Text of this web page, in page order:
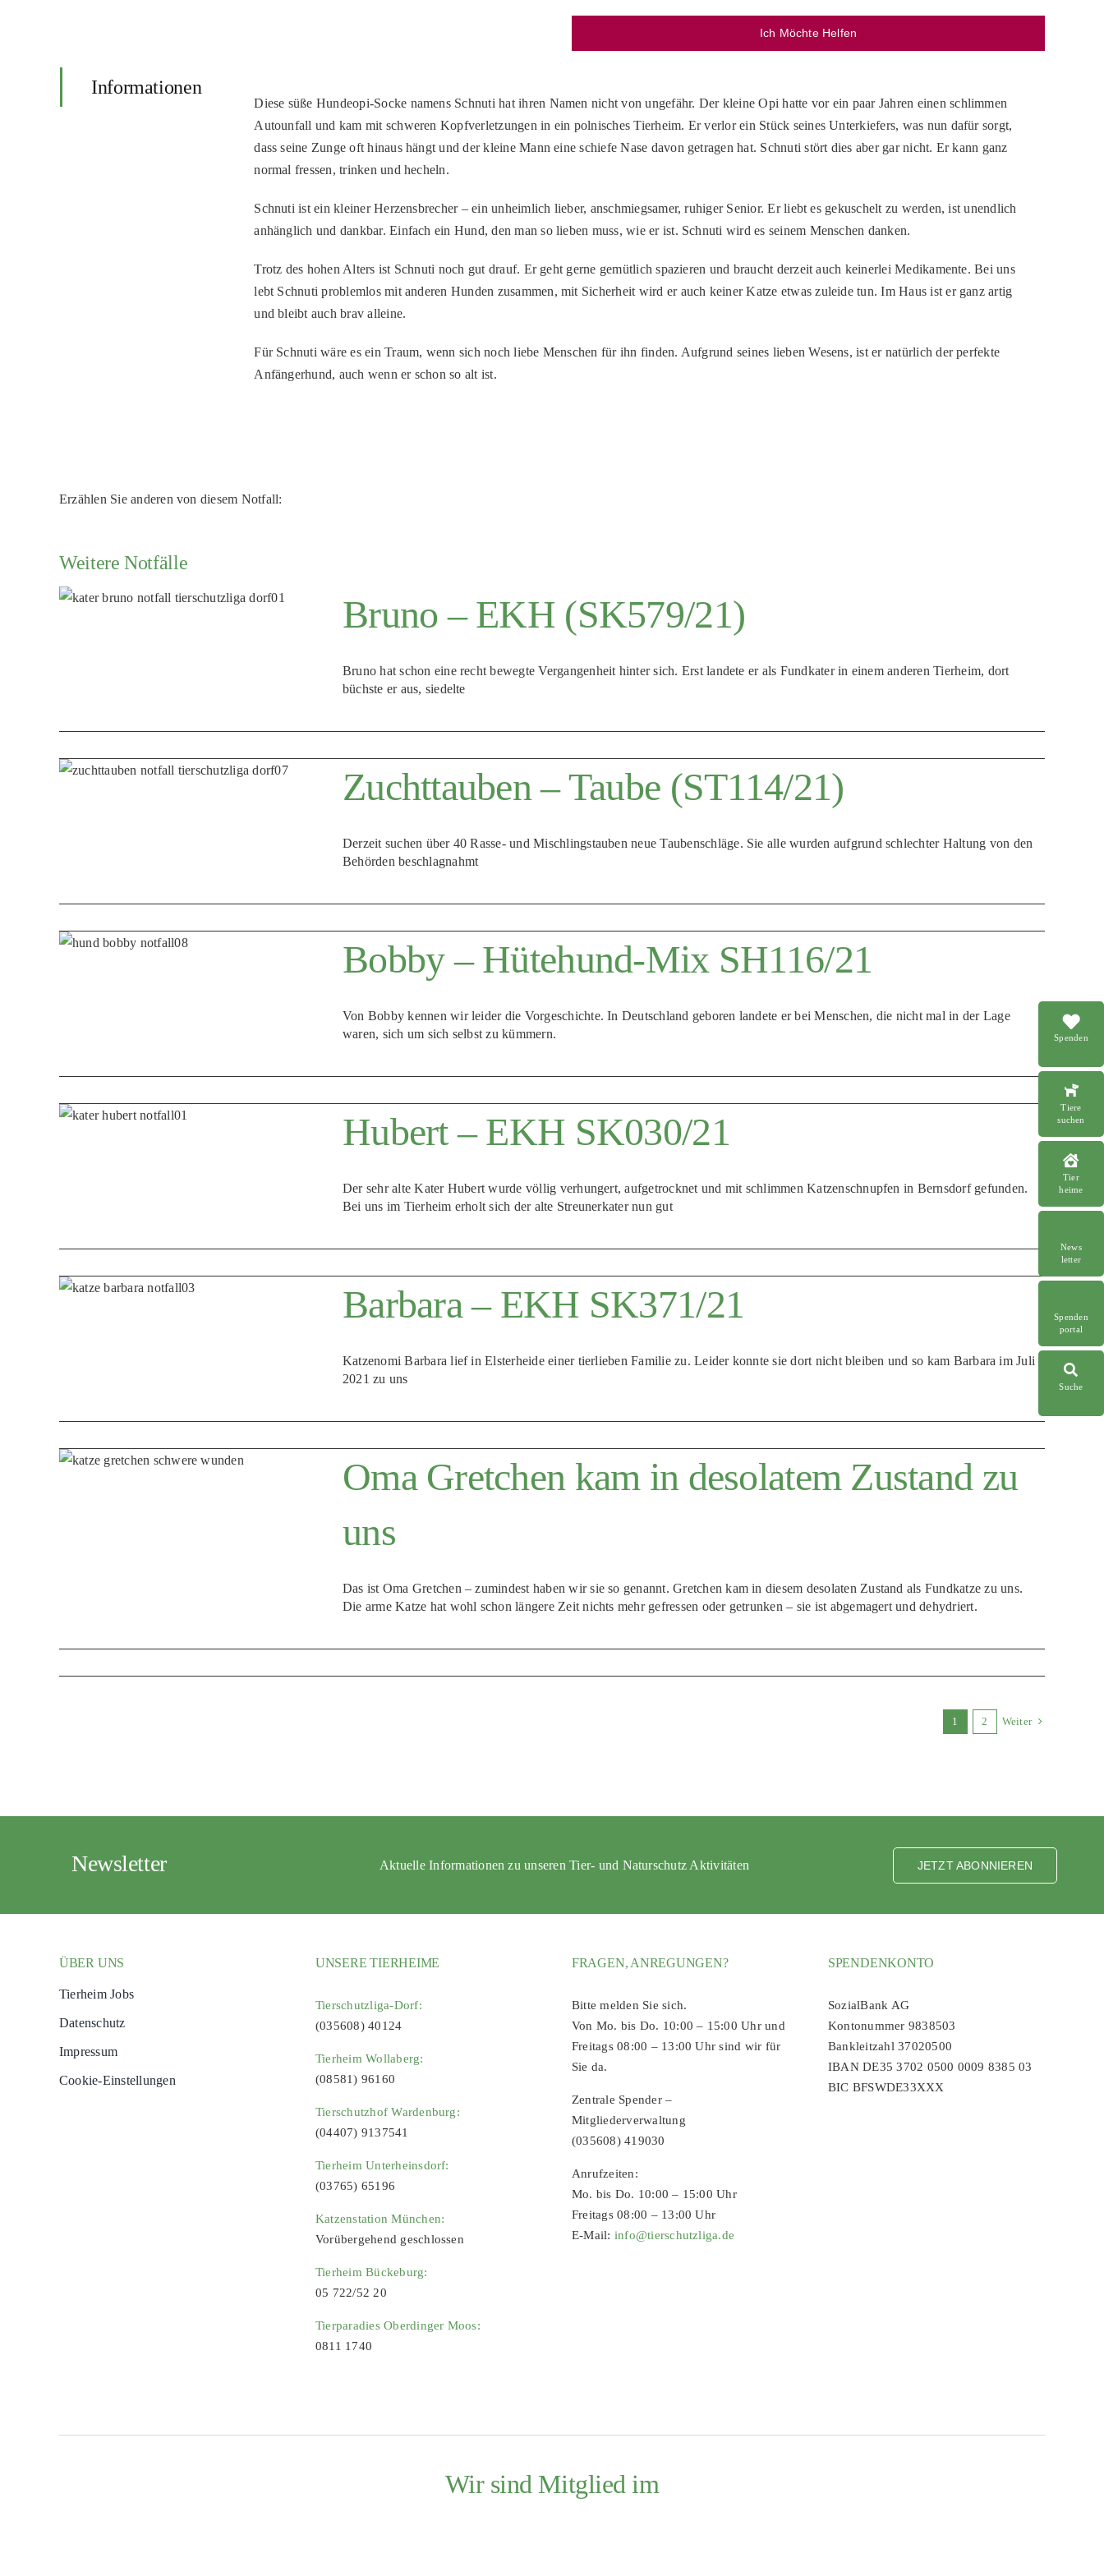
Spenden
Tiere
suchen
Tier
heime
News
letter
Spenden
portal
Suche
Ich Möchte Helfen
Informationen
Diese süße Hundeopi-Socke namens Schnuti hat ihren Namen nicht von ungefähr. Der kleine Opi hatte vor ein paar Jahren einen schlimmen
Autounfall und kam mit schweren Kopfverletzungen in ein polnisches Tierheim. Er verlor ein Stück seines Unterkiefers, was nun dafür sorgt,
dass seine Zunge oft hinaus hängt und der kleine Mann eine schiefe Nase davon getragen hat. Schnuti stört dies aber gar nicht. Er kann ganz
normal fressen, trinken und hecheln.
Schnuti ist ein kleiner Herzensbrecher – ein unheimlich lieber, anschmiegsamer, ruhiger Senior. Er liebt es gekuschelt zu werden, ist unendlich
anhänglich und dankbar. Einfach ein Hund, den man so lieben muss, wie er ist. Schnuti wird es seinem Menschen danken.
Trotz des hohen Alters ist Schnuti noch gut drauf. Er geht gerne gemütlich spazieren und braucht derzeit auch keinerlei Medikamente. Bei uns
lebt Schnuti problemlos mit anderen Hunden zusammen, mit Sicherheit wird er auch keiner Katze etwas zuleide tun. Im Haus ist er ganz artig
und bleibt auch brav alleine.
Für Schnuti wäre es ein Traum, wenn sich noch liebe Menschen für ihn finden. Aufgrund seines lieben Wesens, ist er natürlich der perfekte
Anfängerhund, auch wenn er schon so alt ist.
Erzählen Sie anderen von diesem Notfall:
Weitere Notfälle
Bruno – EKH (SK579/21)
Bruno hat schon eine recht bewegte Vergangenheit hinter sich. Erst landete er als Fundkater in einem anderen Tierheim, dort
büchste er aus, siedelte
Zuchttauben – Taube (ST114/21)
Derzeit suchen über 40 Rasse- und Mischlingstauben neue Taubenschläge. Sie alle wurden aufgrund schlechter Haltung von den
Behörden beschlagnahmt
Bobby – Hütehund-Mix SH116/21
Von Bobby kennen wir leider die Vorgeschichte. In Deutschland geboren landete er bei Menschen, die nicht mal in der Lage
waren, sich um sich selbst zu kümmern.
Hubert – EKH SK030/21
Der sehr alte Kater Hubert wurde völlig verhungert, aufgetrocknet und mit schlimmen Katzenschnupfen in Bernsdorf gefunden.
Bei uns im Tierheim erholt sich der alte Streunerkater nun gut
Barbara – EKH SK371/21
Katzenomi Barbara lief in Elsterheide einer tierlieben Familie zu. Leider konnte sie dort nicht bleiben und so kam Barbara im Juli
2021 zu uns
Oma Gretchen kam in desolatem Zustand zu
uns
Das ist Oma Gretchen – zumindest haben wir sie so genannt. Gretchen kam in diesem desolaten Zustand als Fundkatze zu uns.
Die arme Katze hat wohl schon längere Zeit nichts mehr gefressen oder getrunken – sie ist abgemagert und dehydriert.
1 2 Weiter
Newsletter Aktuelle Informationen zu unseren Tier- und Naturschutz Aktivitäten JETZT ABONNIEREN
ÜBER UNS
Tierheim Jobs
Datenschutz
Impressum
Cookie-Einstellungen
UNSERE TIERHEIME
Tierschutzliga-Dorf:
(035608) 40124
Tierheim Wollaberg:
(08581) 96160
Tierschutzhof Wardenburg:
(04407) 9137541
Tierheim Unterheinsdorf:
(03765) 65196
Katzenstation München:
Vorübergehend geschlossen
Tierheim Bückeburg:
05 722/52 20
Tierparadies Oberdinger Moos:
0811 1740
FRAGEN, ANREGUNGEN?
Bitte melden Sie sich.
Von Mo. bis Do. 10:00 – 15:00 Uhr und
Freitags 08:00 – 13:00 Uhr sind wir für
Sie da.
Zentrale Spender –
Mitgliederverwaltung
(035608) 419030
Anrufzeiten:
Mo. bis Do. 10:00 – 15:00 Uhr
Freitags 08:00 – 13:00 Uhr
E-Mail: info@tierschutzliga.de
SPENDENKONTO
SozialBank AG
Kontonummer 9838503
Bankleitzahl 37020500
IBAN DE35 3702 0500 0009 8385 03
BIC BFSWDE33XXX
Wir sind Mitglied im